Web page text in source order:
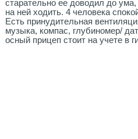
старательно ее доводил до
на ней ходить. 4 человека
Есть принудительная
музыка, компас, глубиномер/
осный прицеп стоит на учете в